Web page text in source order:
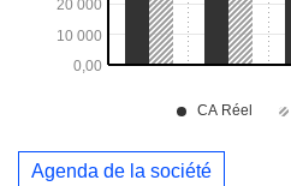
Agenda de la société